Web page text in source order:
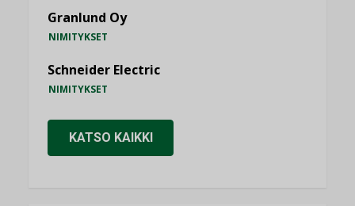
Granlund Oy
NIMITYKSET
Schneider Electric
NIMITYKSET
KATSO KAIKKI